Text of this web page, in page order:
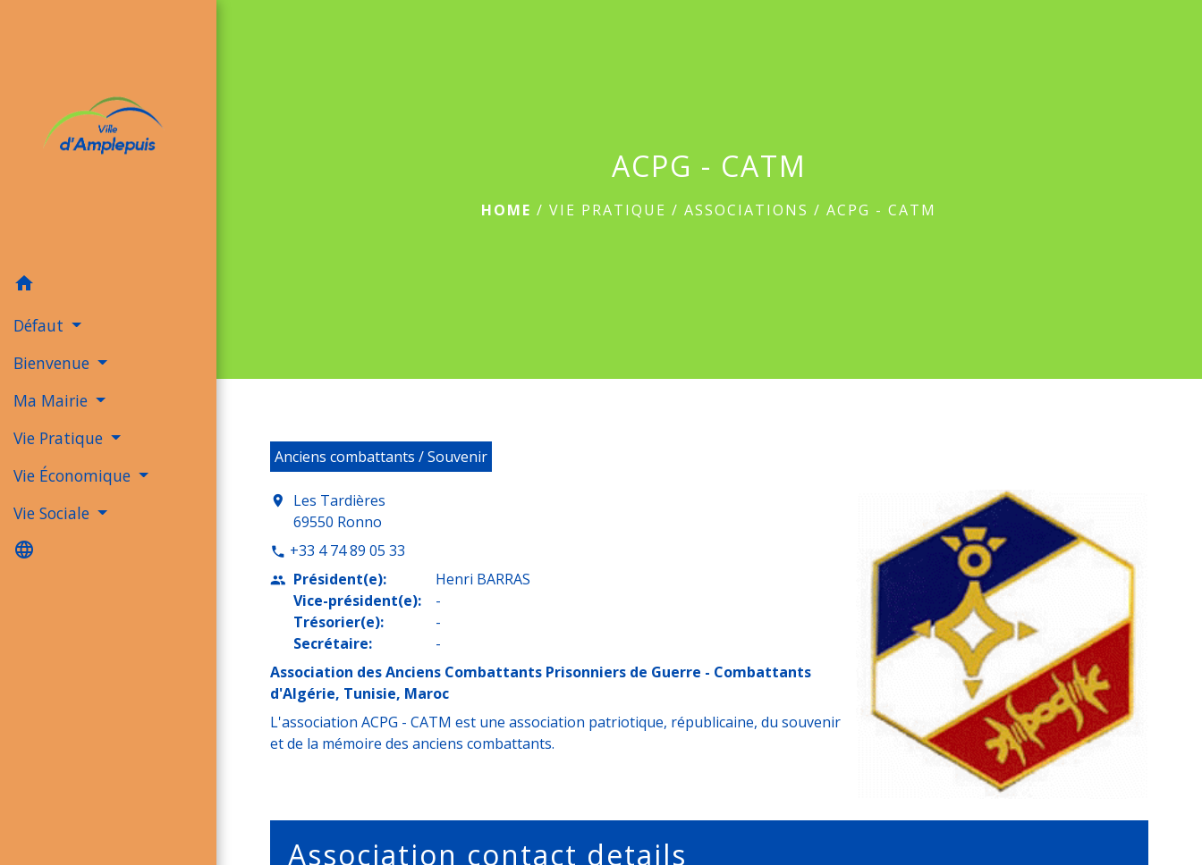
home
Défaut
Bienvenue
Ma Mairie
Vie Pratique
Vie Économique
Vie Sociale
language
ACPG - CATM
HOME /VIE PRATIQUE /ASSOCIATIONS /ACPG - CATM
Anciens combattants / Souvenir
location_on
Les Tardières
69550 Ronno
phone +33 4 74 89 05 33
people Président(e):
Vice-président(e):
Trésorier(e):
Secrétaire:
Henri BARRAS
-
-
-
Association des Anciens Combattants Prisonniers de Guerre - Combattants
d'Algérie, Tunisie, Maroc
L'association ACPG - CATM est une association patriotique, républicaine, du souvenir
et de la mémoire des anciens combattants.
Association contact details